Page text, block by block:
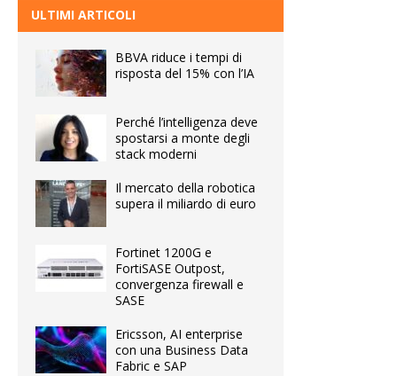
ULTIMI ARTICOLI
BBVA riduce i tempi di
risposta del 15% con l’IA
Perché l’intelligenza deve
spostarsi a monte degli
stack moderni
Il mercato della robotica
supera il miliardo di euro
Fortinet 1200G e
FortiSASE Outpost,
convergenza firewall e
SASE
Ericsson, AI enterprise
con una Business Data
Fabric e SAP